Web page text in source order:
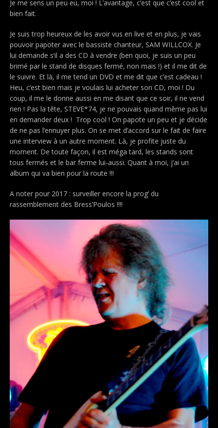
Je me sens un peu eu, moi ! L’avantage, c’est que c’est cool et
bien fait.
Je suis trop heureux de les avoir vus en live et en plus, je vais
pouvoir papoter avec le bassiste chanteur, SAM WILLCOX. Je
lui demande s’il a des CD à vendre (ben quoi, je suis un peu
brimé par le stand de disques fermé, non mais !) et il me dit de
le suivre. Et là, il me tend un DVD et me dit que c’est cadeau !
Heu, c’est bien mais je voulais lui acheter son CD, moi ! Du
coup, il me le donne aussi en me disant que ce soir, il ne vend
rien ! Pas la tête, STEVE*74, je ne pouvais quand même pas lui
en demander deux ! Trop cool ! On papote un peu et je décide
de ne pas l’ennuyer plus. On se met d’accord sur le fait de faire
une interview à un autre moment. Là, je profite juste du
moment. De toute façon, il est méga tard, les stands sont
tous fermés et le bar ferme lui-aussi. Quant à moi, j’ai un
album qui va bien pour la route !!!
A noter pour 2017 : surveiller encore la prog’ du
rassemblement des Bress’Poulos !!!!